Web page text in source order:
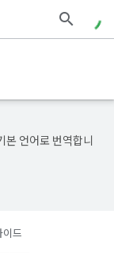
언어로 번역합니
이드